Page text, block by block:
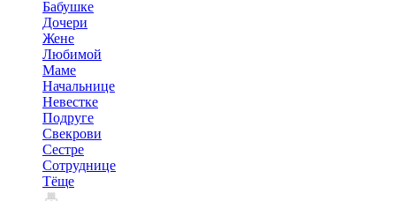
Бабушке
Дочери
Жене
Любимой
Маме
Начальнице
Невестке
Подруге
Свекрови
Сестре
Сотруднице
Тёще